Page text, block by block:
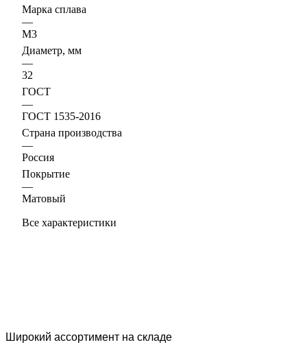
Марка сплава
—
М3
Диаметр, мм
—
32
ГОСТ
—
ГОСТ 1535-2016
Страна производства
—
Россия
Покрытие
—
Матовый
Все характеристики
Широкий ассортимент на складе